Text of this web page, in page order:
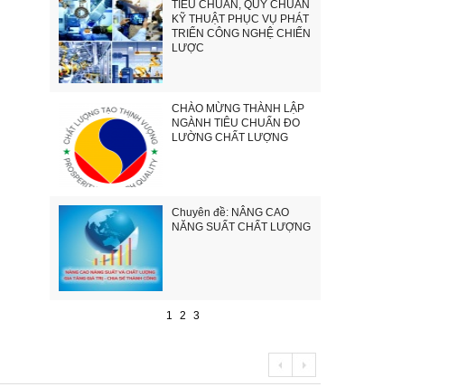
TIÊU CHUẨN, QUY CHUẨN
KỸ THUẬT PHỤC VỤ PHÁT
TRIỂN CÔNG NGHỆ CHIẾN
LƯỢC
CHÀO MỪNG THÀNH LẬP
NGÀNH TIÊU CHUẨN ĐO
LƯỜNG CHẤT LƯỢNG
Chuyên đề: NÂNG CAO
NĂNG SUẤT CHẤT LƯỢNG
1 2 3